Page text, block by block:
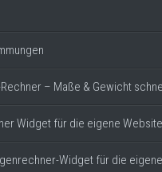
– Maße & Gewicht
Widget für die eigene
Widget für die